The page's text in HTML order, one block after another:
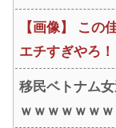
【画像】 この
エチすぎやろ！
移民ベトナム
ｗｗｗｗｗｗ